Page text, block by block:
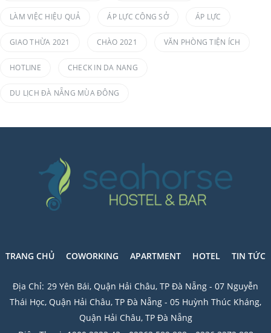
LÀM VIỆC HIỆU QUẢ ÁP LỰC CÔNG SỞ ÁP LỰC
GIAO THỪA 2021 CHÀO 2021 VĂN PHÒNG TIỆN ÍCH
HOTLINE CHECK IN DA NANG
DU LỊCH ĐÀ NẴNG MÙA ĐÔNG
TRANG CHỦ COWORKING APARTMENT HOTEL TIN TỨC
Địa Chỉ: 29 Yên Bái, Quận Hải Châu, TP Đà Nẵng - 07 Nguyễn
Thái Học, Quận Hải Châu, TP Đà Nẵng - 05 Huỳnh Thúc Kháng,
Quận Hải Châu, TP Đà Nẵng